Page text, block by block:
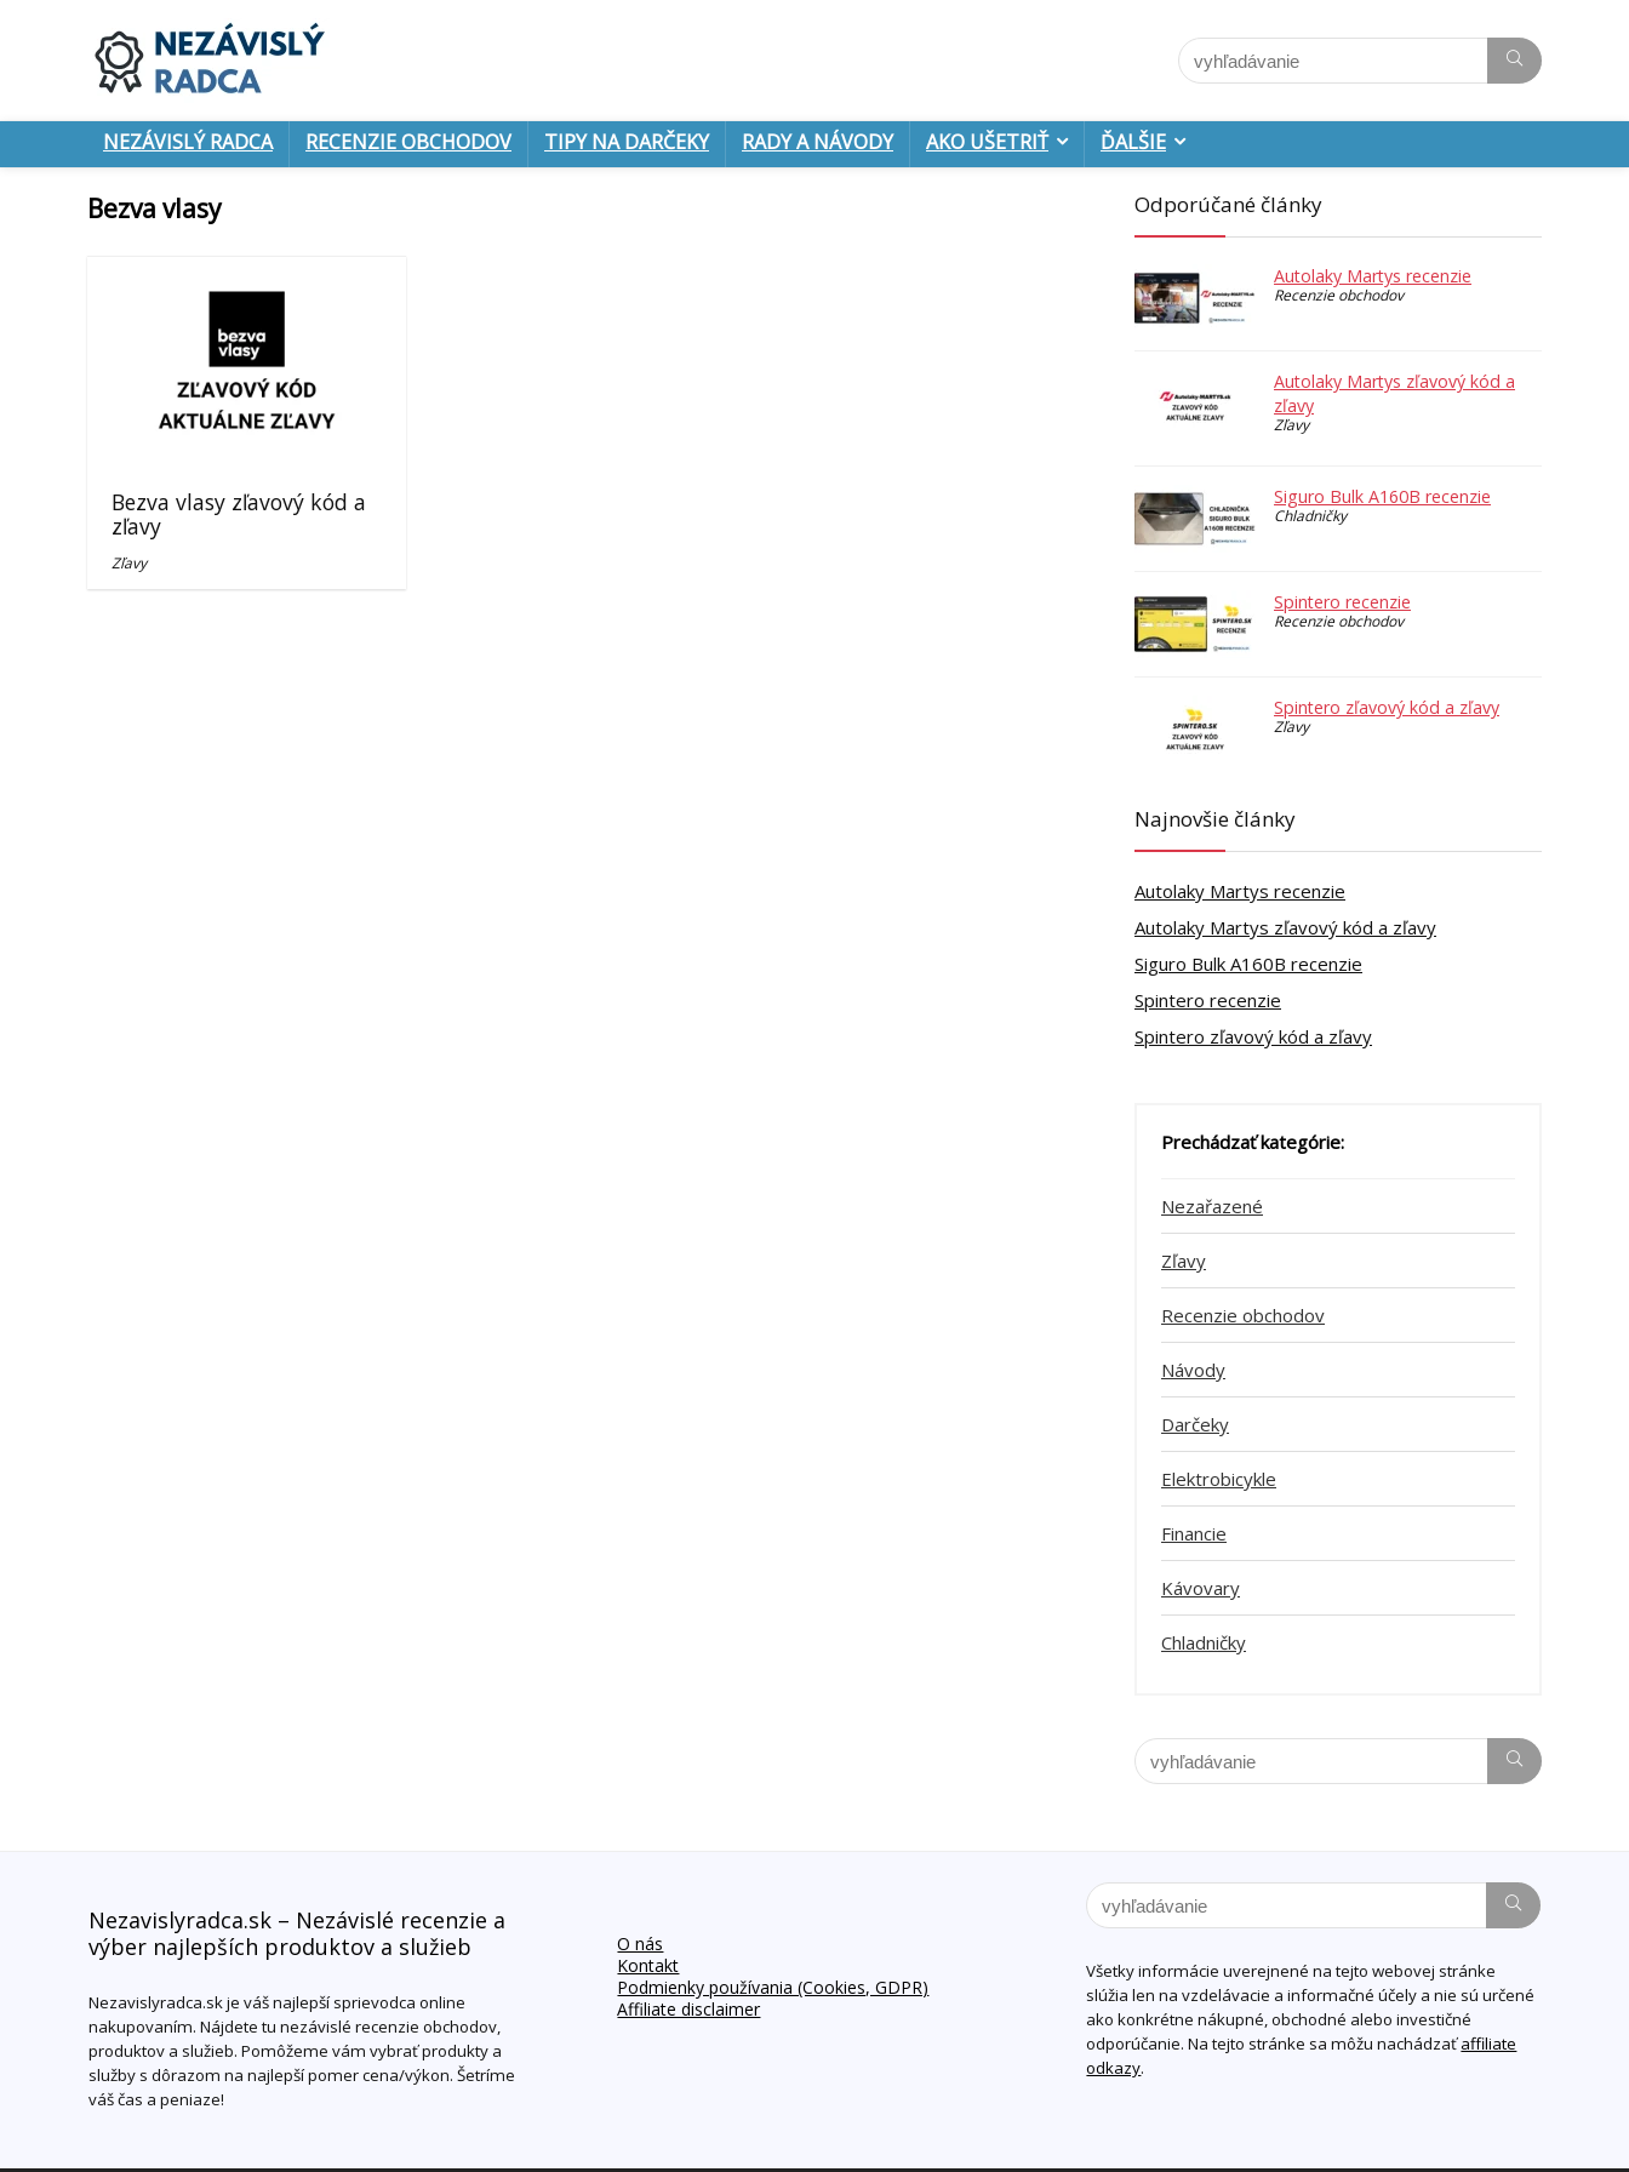
NEZÁVISLÝ RADCA RECENZIE OBCHODOV TIPY NA DARČEKY RADY A NÁVODY AKO UŠETRIŤ ĎALŠIE
Bezva vlasy
Bezva vlasy zľavový kód a
zľavy
Zľavy
Odporúčané články
Autolaky Martys recenzie
Recenzie obchodov
Autolaky Martys zľavový kód a
zľavy
Zľavy
Siguro Bulk A160B recenzie
Chladničky
Spintero recenzie
Recenzie obchodov
Spintero zľavový kód a zľavy
Zľavy
Najnovšie články
Autolaky Martys recenzie
Autolaky Martys zľavový kód a zľavy
Siguro Bulk A160B recenzie
Spintero recenzie
Spintero zľavový kód a zľavy
Prechádzať kategórie:
Nezařazené
Zľavy
Recenzie obchodov
Návody
Darčeky
Elektrobicykle
Financie
Kávovary
Chladničky
Nezavislyradca.sk – Nezávislé recenzie a
výber najlepších produktov a služieb
Nezavislyradca.sk je váš najlepší sprievodca online
nakupovaním. Nájdete tu nezávislé recenzie obchodov,
produktov a služieb. Pomôžeme vám vybrať produkty a
služby s dôrazom na najlepší pomer cena/výkon. Šetríme
váš čas a peniaze!
O nás
Kontakt
Podmienky používania (Cookies, GDPR)
Affiliate disclaimer
Všetky informácie uverejnené na tejto webovej stránke
slúžia len na vzdelávacie a informačné účely a nie sú určené
ako konkrétne nákupné, obchodné alebo investičné
odporúčanie. Na tejto stránke sa môžu nachádzaťaffiliate
odkazy.